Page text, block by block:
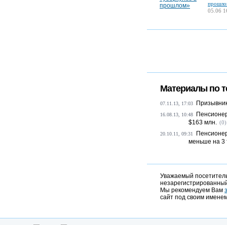
05.06
Материалы по
07.11.13, 17:03
16.08.13, 10:48
$163 млн. (0)
20.10.11, 09:31
меньше на 3
Уважаемый
Мы рекомендуем Вам
сайт под своим